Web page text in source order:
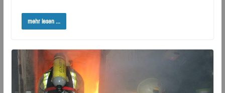
mehr lesen ...